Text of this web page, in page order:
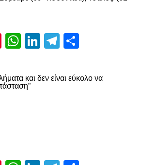
Pinterest
WhatsApp
LinkedIn
Telegram
και δεν είναι εύκολο να